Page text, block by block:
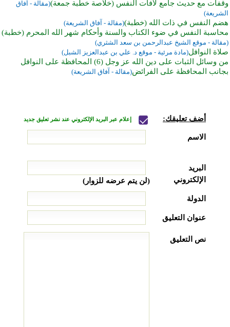
وقفات مع حديث جامع لآفات النفس (خلاصة خطبة جمعة)(مقالة - آفاق
الشريعة)
هضم النفس في ذات الله (خطبة)(مقالة - آفاق الشريعة)
محاسبة النفس في ضوء الكتاب والسنة وأحكام شهر الله المحرم (خطبة)
(مقالة - موقع الشيخ عبدالرحمن بن سعد الشثري)
صلاة النوافل(مادة مرئية - موقع د. علي بن عبدالعزيز الشبل)
من وسائل الثبات على دين الله عز وجل (6) المحافظة على النوافل
بجانب المحافظة على الفرائض(مقالة - آفاق الشريعة)
أضف تعليقك: إعلام عبر البريد الإلكتروني عند نشر تعليق جديد
الاسم
البريد
الإلكتروني
(لن يتم عرضه للزوار)
الدولة
عنوان التعليق
نص التعليق